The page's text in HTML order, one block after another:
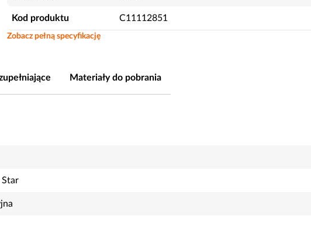
Kod produktu C11112851
Zobacz pełną specyfikację
Materiały do pobrania
Star